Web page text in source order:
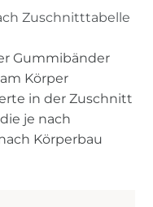
Zuschnitttabelle
Gummibänder
Körper
in der Zuschnitt
je nach
Körperbau